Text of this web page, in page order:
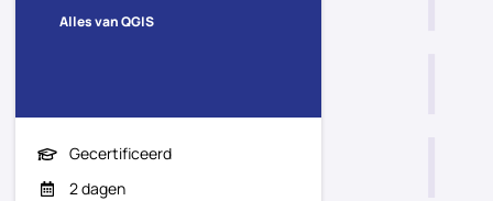
Alles van QGIS
Gecertificeerd
2 dagen